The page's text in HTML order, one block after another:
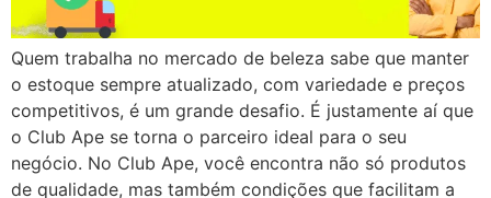
Quem trabalha no mercado de beleza sabe que manter
o estoque sempre atualizado, com variedade e preços
competitivos, é um grande desafio. É justamente aí que
o Club Ape se torna o parceiro ideal para o seu
negócio. No Club Ape, você encontra não só produtos
de qualidade, mas também condições que facilitam a